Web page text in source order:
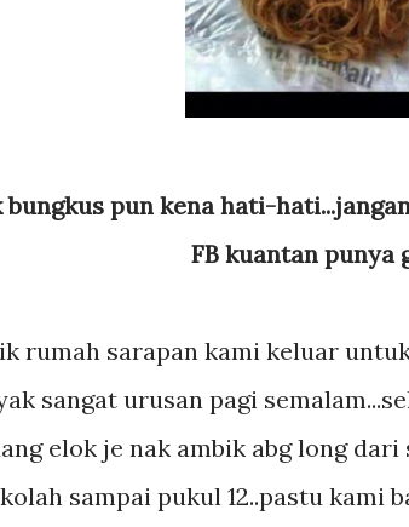
pun kena hati-
FB kuantan punya
rumah sarapan kami keluar
sangat urusan pagi
elok je nak ambik abg long
sampai pukul 12..pastu kami